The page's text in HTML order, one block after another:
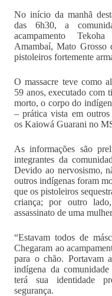
No início da manhã
das 6h30, a
acampamento
Amambaí, Mato Grosso
pistoleiros fortemente
O massacre teve como
59 anos, executado com
morto, o corpo do
– prática vista em outros
os Kaiowá Guarani no
As informações são
integrantes da
Devido ao nervosismo,
outros indígenas foram
que os pistoleiros
criança; por outro
assassinato de uma
“Estavam todos de
Chegaram ao
para o chão. Portavam
indígena da
terá sua identidade
segurança.